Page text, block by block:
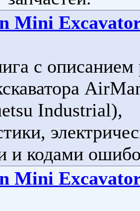
Mini
с описанием
Industrial),
и кодами
Mini